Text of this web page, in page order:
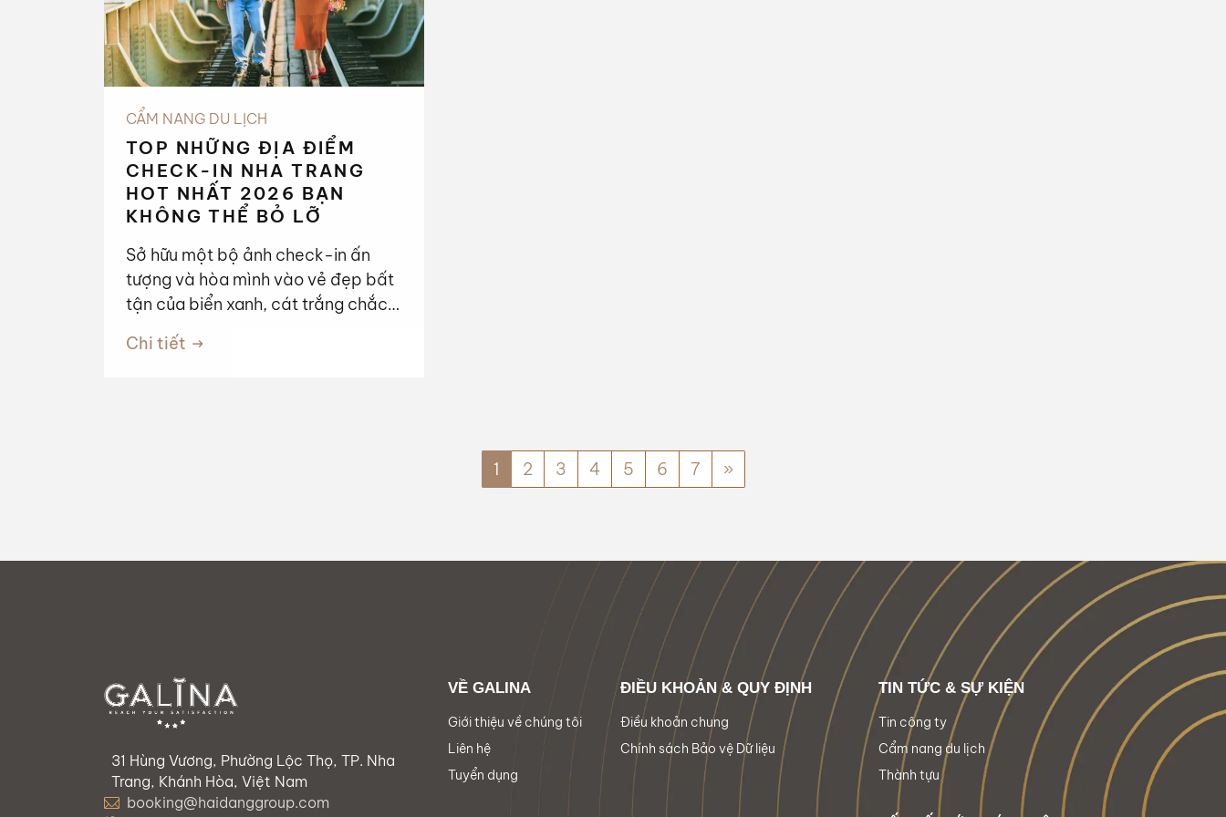
dân tộc anh em.
CẨM NANG DU LỊCH
TOP NHỮNG ĐỊA ĐIỂM
CHECK-IN NHA TRANG
HOT NHẤT 2026 BẠN
KHÔNG THỂ BỎ LỠ
Sở hữu một bộ ảnh check-in ấn
tượng và hòa mình vào vẻ đẹp bất
tận của biển xanh, cát trắng chắc
chắn là trải nghiệm đáng giá nhất
trong kỳ nghỉ của bạn. Để giúp bạn
Chi tiết
1 2 3 4 5 6 7 »
31 Hùng Vương, Phường Lộc Thọ, TP. Nha
Trang, Khánh Hòa, Việt Nam
booking@haidanggroup.com
VỀ GALINA
Giới thiệu về chúng tôi
Liên hệ
Tuyển dụng
ĐIỀU KHOẢN & QUY ĐỊNH
Điều khoản chung
Chính sách Bảo vệ Dữ liệu
TIN TỨC & SỰ KIỆN
Tin công ty
Cẩm nang du lịch
Thành tựu